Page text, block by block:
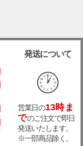
発送について
営業日の13時ま
でのご注文で即日
発送いたします。
※一部商品除く。